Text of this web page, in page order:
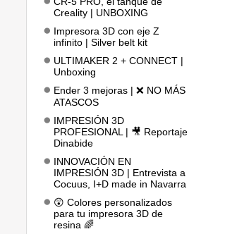
Creality | UNBOXING
Impresora 3D con eje Z
infinito | Silver belt kit
ULTIMAKER 2 + CONNECT |
Unboxing
Ender 3 mejoras | ❌ NO MÁS
ATASCOS
IMPRESIÓN 3D
PROFESIONAL | 🎥 Reportaje
Dinabide
INNOVACIÓN EN
IMPRESIÓN 3D | Entrevista a
Cocuus, I+D made in Navarra
😲 Colores personalizados
para tu impresora 3D de
resina 🌈